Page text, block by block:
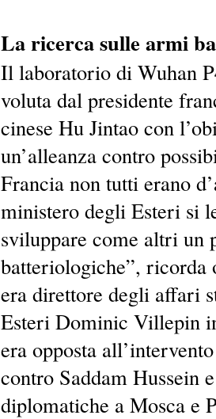
La ricerca sulle armi
Il laboratorio di Wuhan
voluta dal presidente
cinese Hu Jintao con
un’alleanza contro
Francia non tutti erano
ministero degli Esteri si
sviluppare come altri un
batteriologiche”, ricorda
era direttore degli affari
Esteri Dominic Villepin
era opposta
contro Saddam Hussein
diplomatiche a Mosca e